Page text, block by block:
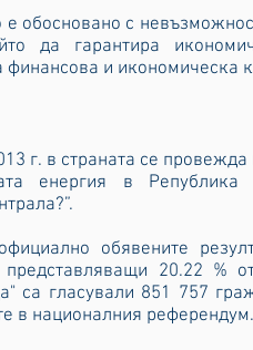
обосновано с
да гарантира
финансова и икономическа
г. в страната се провежда
енергия в
обявените
представляващи 20.22 %
са гласували 851 757
в националния референдум.